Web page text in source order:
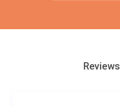
Reviews